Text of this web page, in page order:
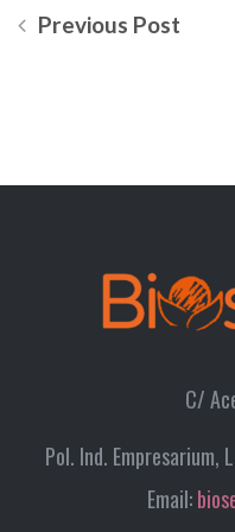
Previous Post
C/
Pol. Ind. Empresarium,
Email: